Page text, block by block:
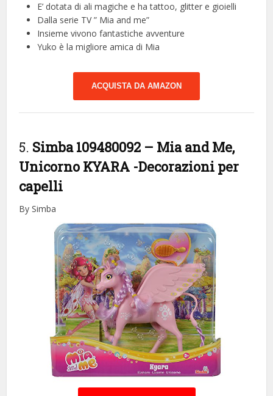
E’ dotata di ali magiche e ha tattoo, glitter e gioielli
Dalla serie TV ” Mia and me”
Insieme vivono fantastiche avventure
Yuko è la migliore amica di Mia
ACQUISTA DA AMAZON
5. Simba 109480092 – Mia and Me,
Unicorno KYARA -Decorazioni per
capelli
By Simba